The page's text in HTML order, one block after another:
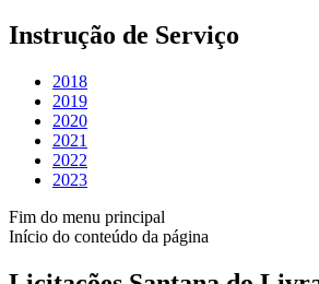
Instrução de Serviço
2018
2019
2020
2021
2022
2023
Fim do menu principal
Início do conteúdo da página